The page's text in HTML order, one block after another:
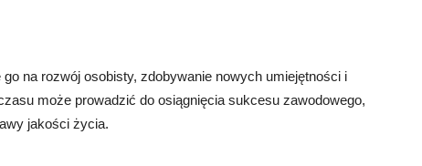
na rozwój osobisty, zdobywanie nowych umiejętności i
może prowadzić do osiągnięcia sukcesu zawodowego,
jakości życia.